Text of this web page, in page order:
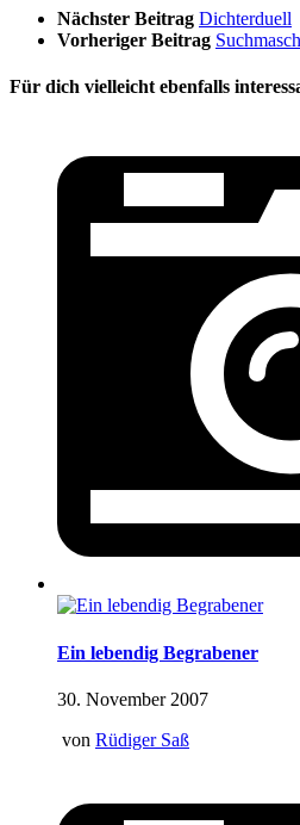
Nächster Beitrag Dichterduell
Vorheriger Beitrag
Für dich vielleicht ebenfalls
Ein lebendig Begrabener
30. November 2007
von Rüdiger Saß